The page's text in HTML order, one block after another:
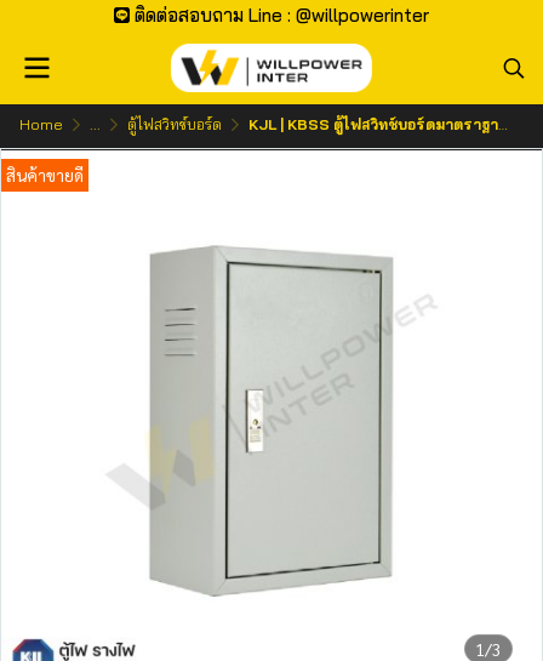
ติดต่อสอบถาม Line : @willpowerinter
Home ... ตู้ไฟสวิทช์บอร์ด KJL | KBSS ตู้ไฟสวิทช์บอร์ดมาตราฐานแบบธรรมดา
1/3
สินค้าขายดี